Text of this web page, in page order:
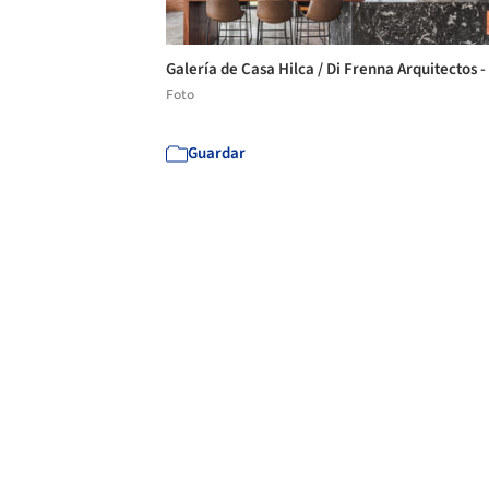
Galería de Casa Hilca / Di Frenna Arquitectos
Foto
Guardar